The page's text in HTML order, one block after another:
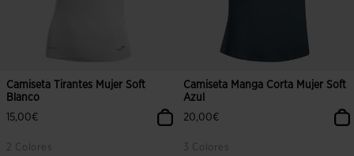
Camiseta Tirantes Mujer Soft
Blanco
15,00€
2 Colores
Camiseta Manga Corta Mujer Soft
Azul
20,00€
3 Colores